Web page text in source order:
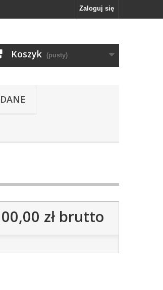
Zaloguj się
Koszyk (pusty)
złbrutto